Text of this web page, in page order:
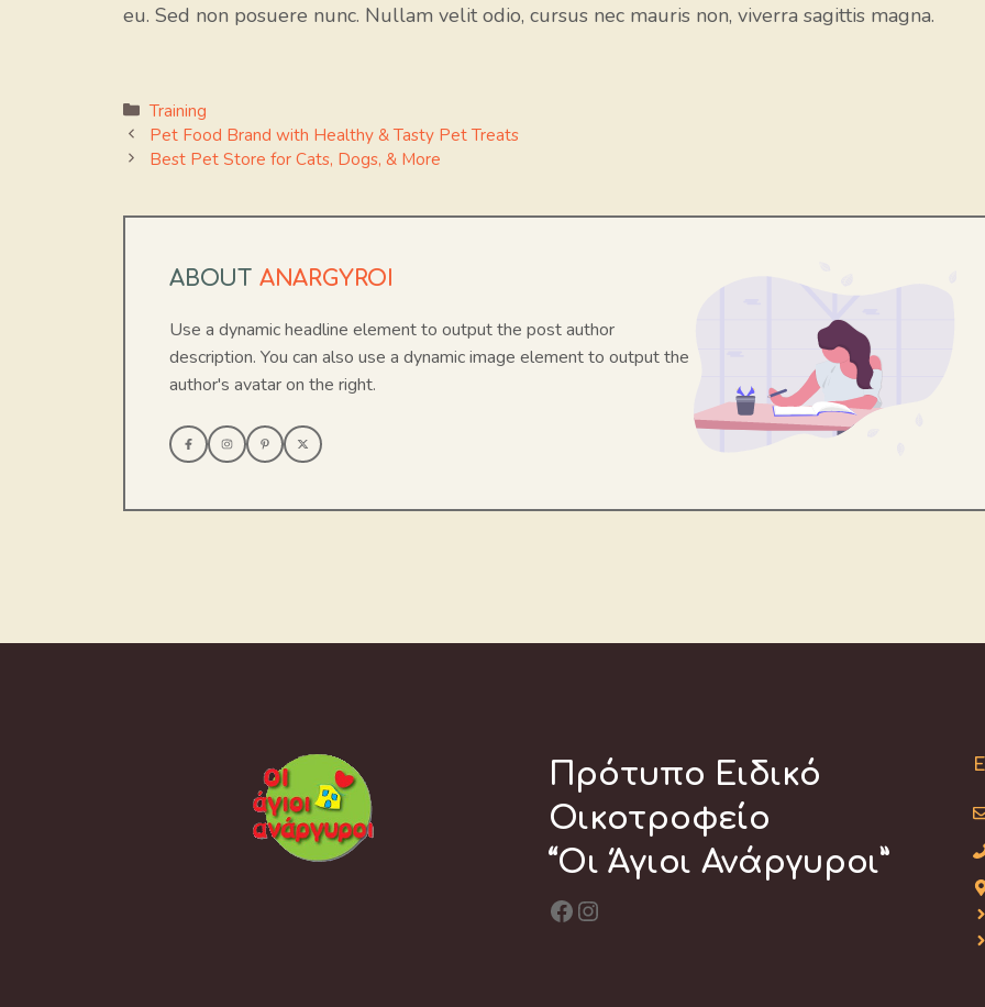
eu. Sed non posuere nunc. Nullam velit odio, cursus nec mauris non, viverra sagittis magna.
Categories
Training
Pet Food Brand with Healthy & Tasty Pet Treats
Best Pet Store for Cats, Dogs, & More
ABOUT ANARGYROI
Use a dynamic headline element to output the post author
description. You can also use a dynamic image element to output the
author's avatar on the right.
Πρότυπο Ειδικό
Οικοτροφείο
“Οι Άγιοι Ανάργυροι”
Facebook
Instagram